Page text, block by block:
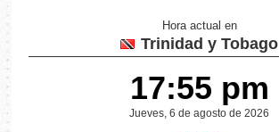
Hora actual en
Trinidad y Tobago
17:55 pm
Jueves, 6 de agosto de 2026